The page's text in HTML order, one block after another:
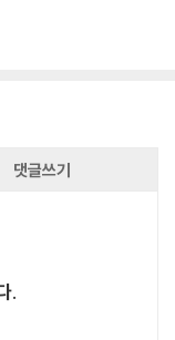
댓글쓰기
.